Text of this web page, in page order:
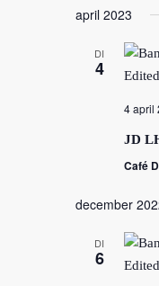
april 2023
DI
4
4 april
JD
Café
december
DI
6